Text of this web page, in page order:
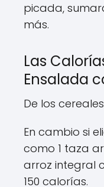
picada,
más.
Las
Ensalada
De los cereales
En cambio si
como 1 taza
arroz integral
150 calorías.